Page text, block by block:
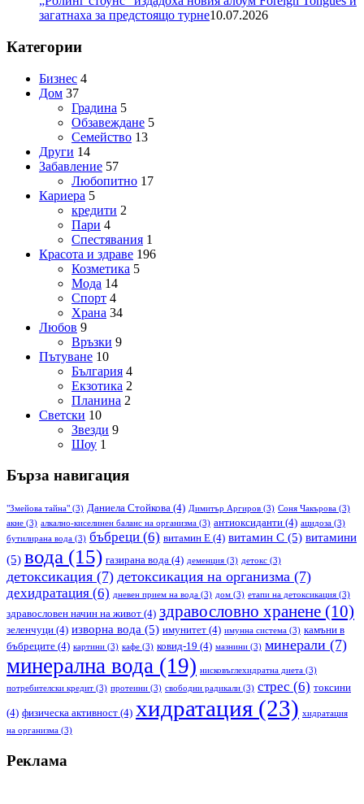
загатнаха за предстоящо турне10.07.2026
Категории
Бизнес 4
Дом 37
Градина 5
Обзавеждане 5
Семейство 13
Други 14
Забавление 57
Любопитно 17
Кариера 5
кредити 2
Пари 4
Спестявания 1
Красота и здраве 196
Козметика 5
Мода 14
Спорт 4
Храна 34
Любов 9
Връзки 9
Пътуване 10
България 4
Екзотика 2
Планина 2
Светски 10
Звезди 9
Шоу 1
Бърза навигация
"Змейова тайна" (3) Даниела Стойкова (4) Димитър Аргиров (3) Соня Чакърова (3)
акне (3) алкално-киселинен баланс на организма (3) антиоксиданти (4) ацидоза (3)
бутилирана вода (3) бъбреци (6) витамин Е (4) витамин С (5) витамини
(5) вода (15) газирана вода (4) деменция (3) детокс (3)
детоксикация (7) детоксикация на организма (7)
дехидратация (6) дневен прием на вода (3) дом (3) етапи на детоксикация (3)
здравословен начин на живот (4) здравословно хранене (10)
зеленчуци (4) изворна вода (5) имунитет (4) имунна система (3) камъни в
бъбреците (4) картини (3) кафе (3) ковид-19 (4) мазнини (3) минерали (7)
минерална вода (19) нисковъглехидратна диета (3)
потребителски кредит (3) протеини (3) свободни радикали (3) стрес (6) токсини
(4) физическа активност (4) хидратация (23) хидратация
на организма (3)
Реклама